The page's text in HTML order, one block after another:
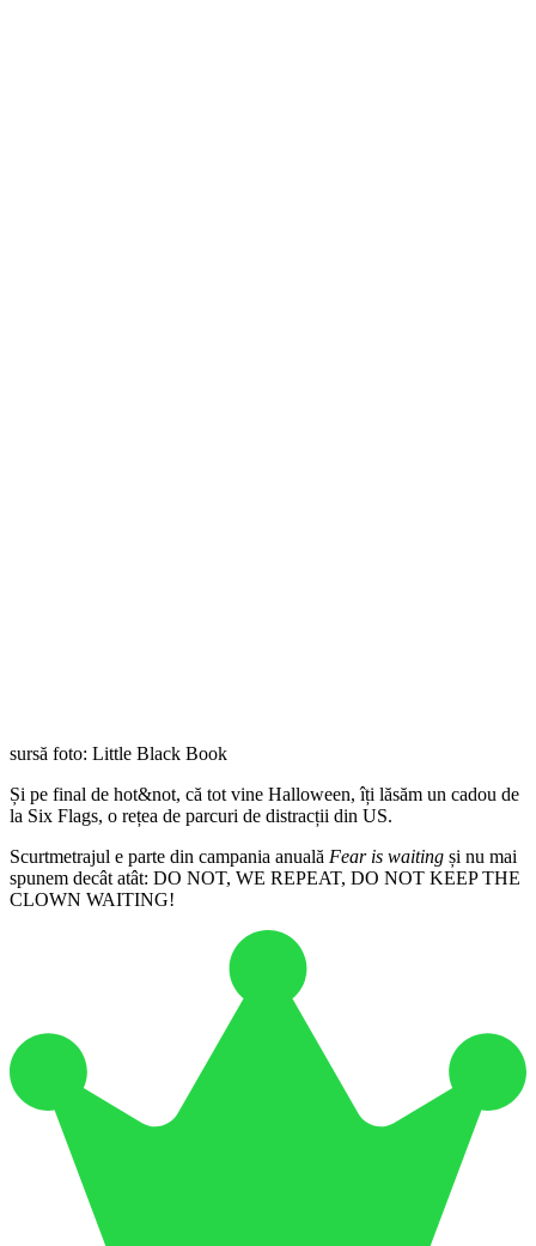
sursă foto: Little Black Book
Și pe final de hot&not, că tot vine Halloween, îți lăsăm un cadou de
la Six Flags, o rețea de parcuri de distracții din US.
Scurtmetrajul e parte din campania anuală Fear is waiting și nu mai
spunem decât atât: DO NOT, WE REPEAT, DO NOT KEEP THE
CLOWN WAITING!